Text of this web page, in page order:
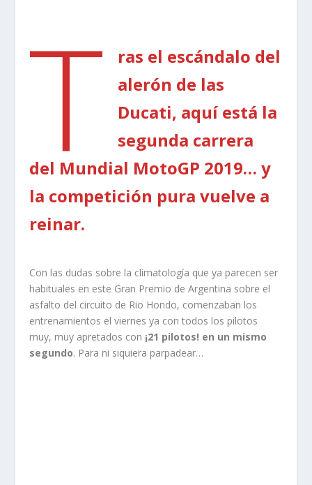
T
ras el escándalo del
alerón de las
Ducati, aquí está la
segunda carrera
del Mundial MotoGP 2019… y
la competición pura vuelve a
reinar.
Con las dudas sobre la climatología que ya parecen ser
habituales en este Gran Premio de Argentina sobre el
asfalto del circuito de Rio Hondo, comenzaban los
entrenamientos el viernes ya con todos los pilotos
muy, muy apretados con ¡21 pilotos! en un mismo
segundo. Para ni siquiera parpadear…